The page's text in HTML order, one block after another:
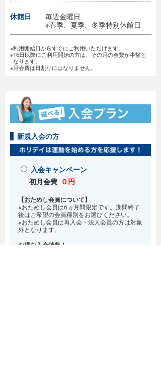
休館日
毎週金曜日
※春季、夏季、冬季特別休館日
※利用開始日からすぐにご利用いただけます。
※16日以降にご利用開始の方は、その月の会費が半額と
なります。
※月会費は日割りにはなりません。
新規入会の方
入会キャンペーン
初月会費 ０円
【おためし会員について】
※おためし会員は6ヵ月間限定です。期間終了
後はご希望の会員種別をお選びください。
※おためし会員は再入会・法人会員の方は対象
外となります。
お得な入会特典！